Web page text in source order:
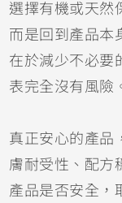
選擇有機或天然
而是回到產品本
在於減少不必要
表完全沒有風險
真正安心的產品
膚耐受性、配方
產品是否安全，